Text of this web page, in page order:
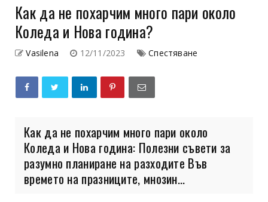
Как да не похарчим много пари около
Коледа и Нова година?
Vasilena 12/11/2023 Спестяване
Как да не похарчим много пари около
Коледа и Нова година: Полезни съвети за
разумно планиране на разходите Във
времето на празниците, мнозин...